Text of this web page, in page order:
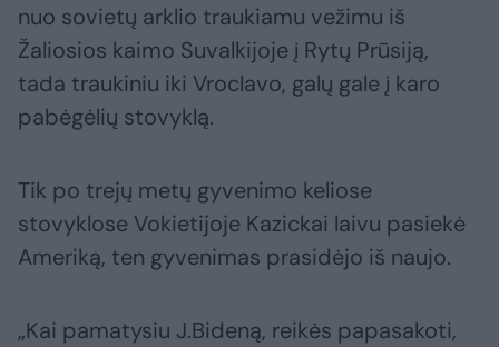
nuo sovietų arklio traukiamu vežimu iš
Žaliosios kaimo Suvalkijoje į Rytų Prūsiją,
tada traukiniu iki Vroclavo, galų gale į karo
pabėgėlių stovyklą.
Tik po trejų metų gyvenimo keliose
stovyklose Vokietijoje Kazickai laivu pasiekė
Ameriką, ten gyvenimas prasidėjo iš naujo.
„Kai pamatysiu J.Bideną, reikės papasakoti,